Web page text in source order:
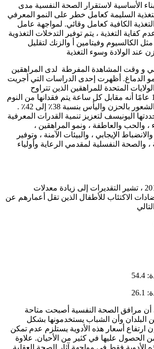
الأساسية لاستقرار الصحة النفسية مدى
السليمة كعامل خطر على النمو المعرفي
الكافية كعامل وقائي. لمواجهة عامل
كفاية التغذية ، يتم توفير التدخلات التغذوية
الكالسيوم وفيتامين أ والزنك لتقليل
و وقت المشاهدة المفرطة لدى المراهقين
نمو الدماغ. أظهرت إحدى الدراسات التي أجريت
المتحدة للمراهقين الذين تتراوح
أعمارهم بين 14 و 18 عامًا أنه مقابل كل ساعة يتم فقدانها من النوم
، ارتفعت مستويات الشعور بالحزن واليأس بنسبة 38٪ إلى 42٪ .
اليونيسف لتعزيز تنمية القدرات المعرفية
والحب والعاطفة ، ونمو المراهقين ،
الإيجابي ، والبيئات الآمنة ، وتوفير
، والصحة النفسلية لمقدمي الرعاية وأولياء
بين عامي 2005 و 2012 ، تشير التقديرات إلى زيادة معدلات
الاكتئاب للأطفال الذين تقل أعمارهم عن
أن مرافق الصحة النفسية أصبحت متاحة
البلدان وأن الشباب يستخدمونها بشكل
ارتفاع أسعار هذه الأدوية يستلزم عدم تمكن
الحصول عليها في كثير من الأحيان. علاوة
الأدوية فقط في مواجهة آثار الصحة العقلية